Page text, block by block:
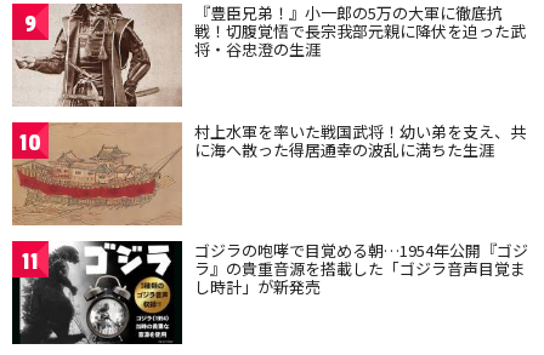
9 『豊臣兄弟！』小一郎の5万の大軍に徹底抗
戦！切腹覚悟で長宗我部元親に降伏を迫った武
将・谷忠澄の生涯
10 村上水軍を率いた戦国武将！幼い弟を支え、共
に海へ散った得居通幸の波乱に満ちた生涯
11 ゴジラの咆哮で目覚める朝…1954年公開『ゴジ
ラ』の貴重音源を搭載した「ゴジラ音声目覚ま
し時計」が新発売